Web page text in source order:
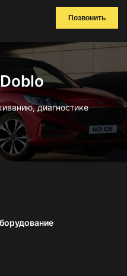
Позвонить
диагностике